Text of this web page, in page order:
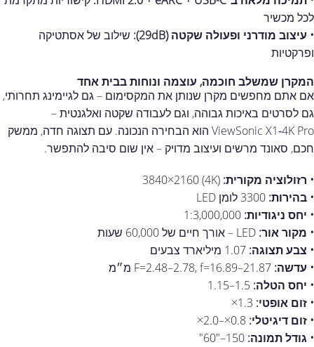
לכל מכשיר
• עיצוב מודרני ופעולה שקטה (29dB):
שילוב של אסתטיקה
ופרקטיות
המקרן שמשלב חוכמה, עוצמה ונוחות בבית אחד
אם אתם מחפשים מקרן שנותן את המקסימום – גם לגיימינג תחרותי,
גם לסרטים באיכות גבוהה, וגם לעבודה שקטה ואלגנטית –
ViewSonic X1‑4K Pro הוא הבחירה הנכונה. עם תצוגה חדה, ממשק
חכם, סאונד מרשים ועיצוב מדויק – אין שום סיבה להתפשר.
• רזולוציה מקורית:
• בהירות:
• יחס ניגודיות:
• מקור אור:
• צבע תצוגה:
• עדשה:
• יחס הטלה:
• זום אופטי:
• זום דיגיטלי:
• גודל תמונה: